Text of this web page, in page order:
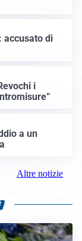
accusato di
i
a un
Altre notizie